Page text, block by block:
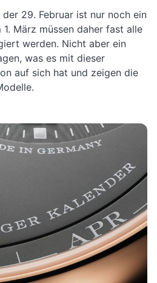
29. Februar ist nur noch ein
März müssen daher fast alle
werden. Nicht aber ein
was es mit dieser
auf sich hat und zeigen die